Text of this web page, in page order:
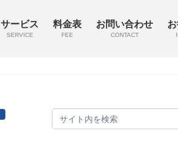
サービス
SERVICE
料金表
FEE
お問い合わせ
CONTACT